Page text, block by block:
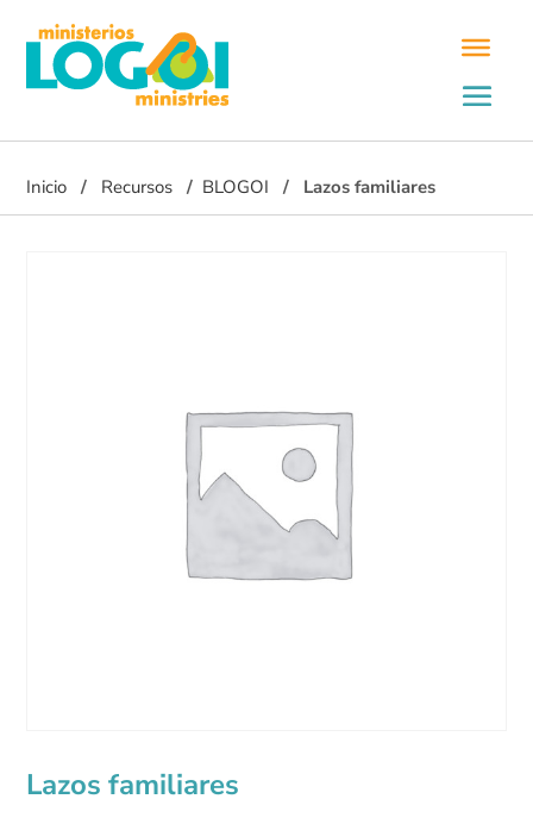
Inicio Recursos BLOGOI Lazos familiares
Lazos familiares